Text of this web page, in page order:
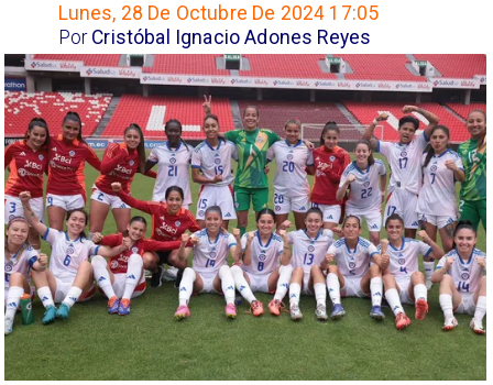
Lunes, 28 De Octubre De 2024 17:05
Cristóbal Ignacio Adones Reyes
Por